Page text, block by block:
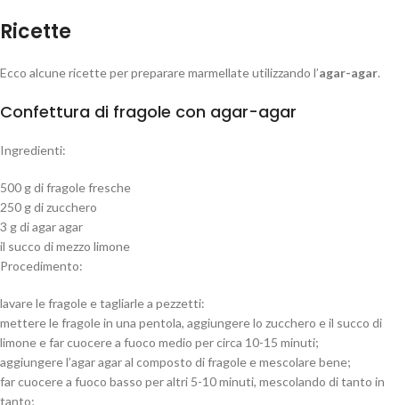
Ricette
Ecco alcune ricette per preparare marmellate utilizzando l’agar-agar.
Confettura di fragole con agar-agar
Ingredienti:
500 g di fragole fresche
250 g di zucchero
3 g di agar agar
il succo di mezzo limone
Procedimento:
lavare le fragole e tagliarle a pezzetti:
mettere le fragole in una pentola, aggiungere lo zucchero e il succo di
limone e far cuocere a fuoco medio per circa 10-15 minuti;
aggiungere l’agar agaral composto di fragole e mescolare bene;
far cuocere a fuoco basso per altri 5-10 minuti, mescolando di tanto in
tanto;